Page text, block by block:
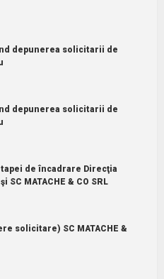
depunerea solicitarii de
depunerea solicitarii de
de încadrare Direcţia
MATACHE & CO SRL
solicitare) SC MATACHE &